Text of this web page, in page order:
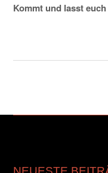
Kommt und lasst